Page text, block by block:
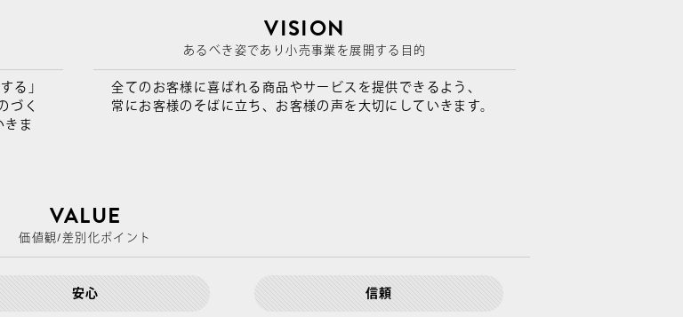
る」
づく
きま
VISION
あるべき姿であり小売事業を展開する目的
全てのお客様に喜ばれる商品やサービスを提供できるよう、
常にお客様のそばに立ち、お客様の声を大切にしていきます。
VALUE
価値観/差別化ポイント
安心 信頼